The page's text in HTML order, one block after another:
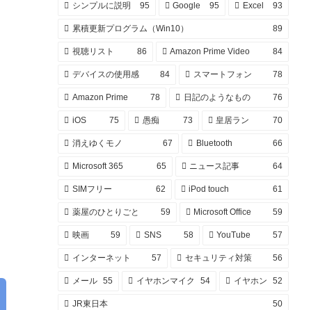
シンプルに説明 95 Google 95 Excel 93
累積更新プログラム（Win10） 89
視聴リスト 86 Amazon Prime Video 84
デバイスの使用感 84 スマートフォン 78
Amazon Prime 78 日記のようなもの 76
iOS 75 愚痴 73 皇居ラン 70
消えゆくモノ 67 Bluetooth 66
Microsoft 365 65 ニュース記事 64
SIMフリー 62 iPod touch 61
薬屋のひとりごと 59 Microsoft Office 59
映画 59 SNS 58 YouTube 57
インターネット 57 セキュリティ対策 56
メール 55 イヤホンマイク 54 イヤホン 52
JR東日本 50